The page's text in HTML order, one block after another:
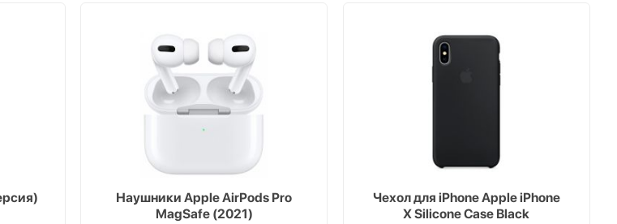
Наушники Apple AirPods Pro
MagSafe (2021)
Чехол для iPhone Apple iPhone
X Silicone Case Black